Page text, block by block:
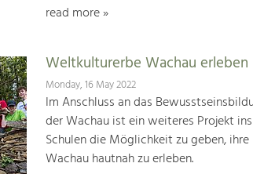
read more »
Weltkulturerbe Wachau erleben
Monday, 16 May 2022
Im Anschluss an das
der Wachau ist ein weiteres Projekt
Schulen die Möglichkeit zu geben,
Wachau hautnah zu erleben.